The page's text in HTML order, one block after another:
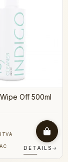
Off 500ml
DÉTAILS →